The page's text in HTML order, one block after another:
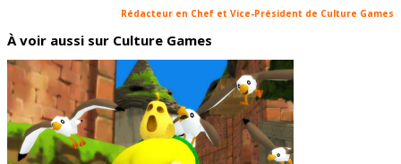
Rédacteur en Chef et Vice-Président de Culture Games
À voir aussi sur Culture Games